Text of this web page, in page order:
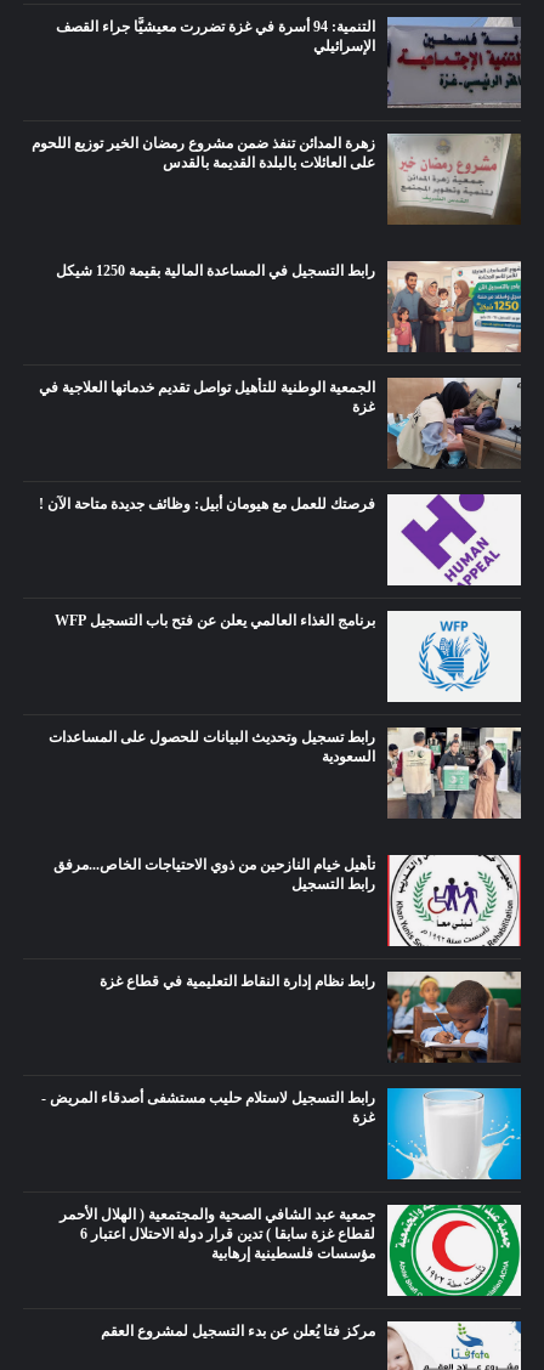
التنمية: 94 أسرة في غزة تضررت معيشيًّا جراء القصف
الإسرائيلي
زهرة المدائن تنفذ ضمن مشروع رمضان الخير توزيع اللحوم
على العائلات بالبلدة القديمة بالقدس
رابط التسجيل في المساعدة المالية بقيمة 1250 شيكل
الجمعية الوطنية للتأهيل تواصل تقديم خدماتها العلاجية في
غزة
فرصتك للعمل مع هيومان أبيل: وظائف جديدة متاحة الآن !
برنامج الغذاء العالمي يعلن عن فتح باب التسجيل WFP
رابط تسجيل وتحديث البيانات للحصول على المساعدات
السعودية
تأهيل خيام النازحين من ذوي الاحتياجات الخاص...مرفق
رابط التسجيل
رابط نظام إدارة النقاط التعليمية في قطاع غزة
رابط التسجيل لاستلام حليب مستشفى أصدقاء المريض -
غزة
جمعية عبد الشافي الصحية والمجتمعية ( الهلال الأحمر
لقطاع غزة سابقا ) تدين قرار دولة الاحتلال اعتبار 6
مؤسسات فلسطينية إرهابية
مركز فتا يُعلن عن بدء التسجيل لمشروع العقم